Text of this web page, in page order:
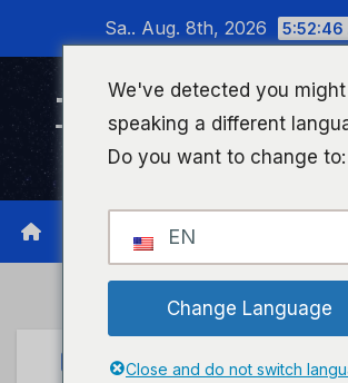
wechseln
Sa.. Aug. 8th, 2026 5:52:46
Timeline Bad
Infonetzwerk für Bad
UNCATEGORIZED
We've detected you might
speaking a different
Do you want to change to:
EN
Change Language
Close and do not switch